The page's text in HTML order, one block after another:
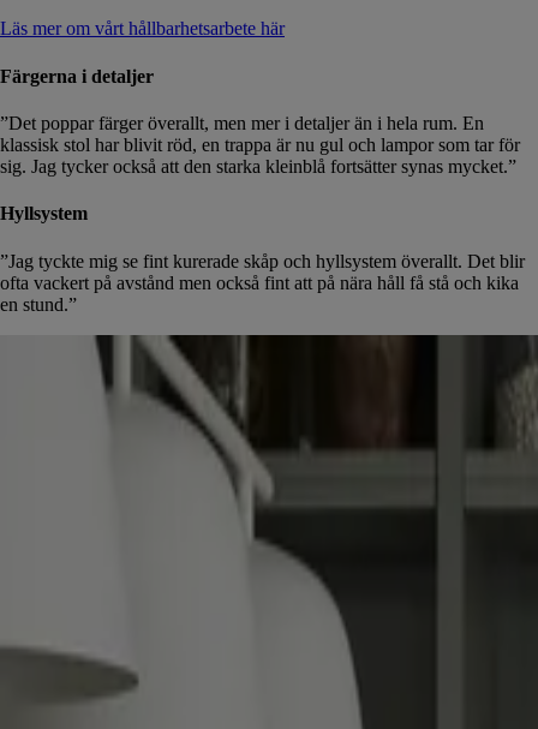
Läs mer om vårt hållbarhetsarbete här
Färgerna i detaljer
”Det poppar färger överallt, men mer i detaljer än i hela rum. En
klassisk stol har blivit röd, en trappa är nu gul och lampor som tar för
sig. Jag tycker också att den starka kleinblå fortsätter synas mycket.”
Hyllsystem
”Jag tyckte mig se fint kurerade skåp och hyllsystem överallt. Det blir
ofta vackert på avstånd men också fint att på nära håll få stå och kika
en stund.”